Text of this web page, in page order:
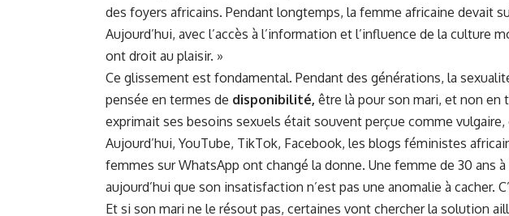
des foyers africains. Pendant longtemps, la femme africaine devait
Aujourd’hui, avec l’accès à l’information et l’influence de la culture
ont droit au plaisir. »
Ce glissement est fondamental. Pendant des générations, la
pensée en termes de disponibilité, être là pour son mari, et non en
exprimait ses besoins sexuels était souvent perçue comme
Aujourd’hui, YouTube, TikTok, Facebook, les blogs féministes
femmes sur WhatsApp ont changé la donne. Une femme de 30 ans
aujourd’hui que son insatisfaction n’est pas une anomalie à cacher.
Et si son mari ne le résout pas, certaines vont chercher la solution